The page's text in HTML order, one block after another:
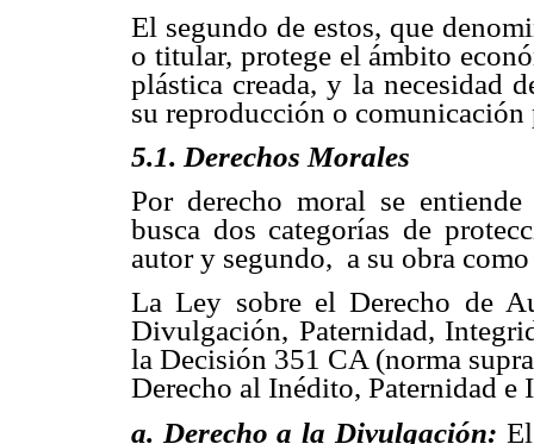
El segundo de estos, que
o titular, protege el ámbito
plástica creada, y la necesidad
su reproducción o comunicación
5.1. Derechos Morales
Por derecho moral se
busca dos categorías de
autor y segundo, a su obra
La Ley sobre el Derecho de
Divulgación, Paternidad,
la Decisión 351 CA (norma
Derecho al Inédito, Paternidad
a. Derecho a la Divulgación: